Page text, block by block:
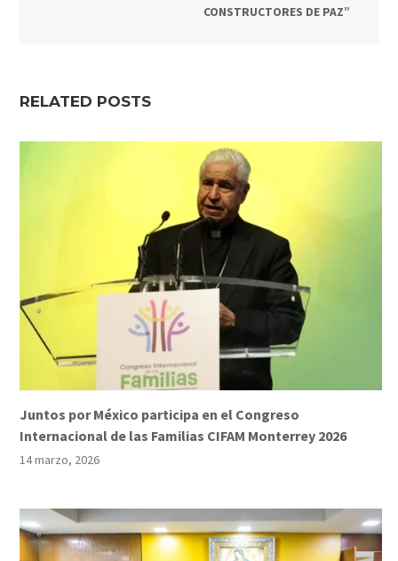
CONSTRUCTORES DE PAZ”
RELATED POSTS
Juntos por México participa en el Congreso
Internacional de las Familias CIFAM Monterrey 2026
14 marzo, 2026